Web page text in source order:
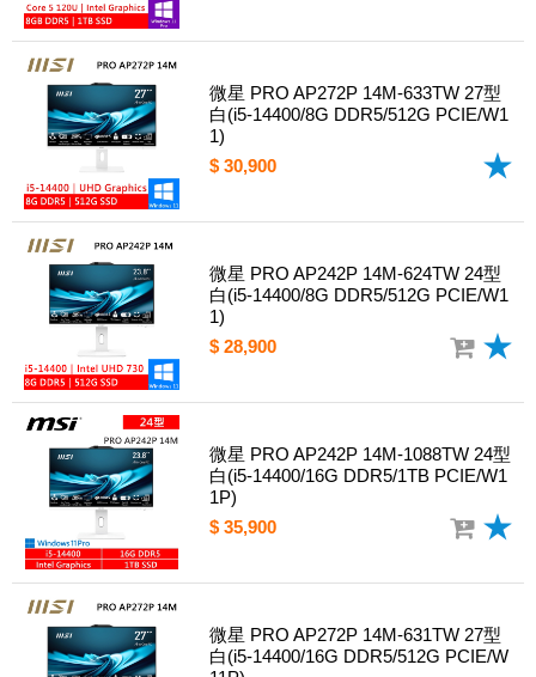
微星 PRO AP272P 14M-633TW 27型
白(i5-14400/8G DDR5/512G PCIE/W1
1)
$ 30,900
微星 PRO AP242P 14M-624TW 24型
白(i5-14400/8G DDR5/512G PCIE/W1
1)
$ 28,900
微星 PRO AP242P 14M-1088TW 24型
白(i5-14400/16G DDR5/1TB PCIE/W1
1P)
$ 35,900
微星 PRO AP272P 14M-631TW 27型
白(i5-14400/16G DDR5/512G PCIE/W